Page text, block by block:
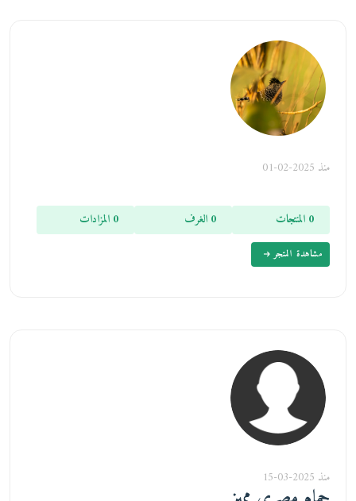
منذ 2025-02-01
0 المنتجات 0 الغرف 0 المزادات
مشاهدة المتجر
منذ 2025-03-15